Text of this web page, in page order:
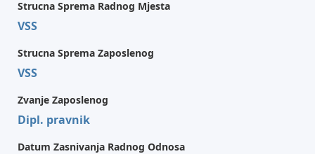
Strucna Sprema Radnog Mjesta
VSS
Strucna Sprema Zaposlenog
VSS
Zvanje Zaposlenog
Dipl. pravnik
Datum Zasnivanja Radnog Odnosa